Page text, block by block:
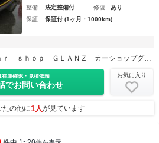
整備
法定整備付 修復
あり
保証
保証付 (1ヶ月・1000km)
ｃａｒ ｓｈｏｐ ＧＬＡＮＺ カーショップグランツ
在庫確認・見積依頼
でお問い合わせ
お気に入り
たの他に1人が見ています